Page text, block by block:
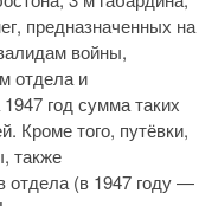
предназначенных на
войны,
отдела и
год сумма таких
Кроме того, путёвки,
также
отдела (в 1947 году —